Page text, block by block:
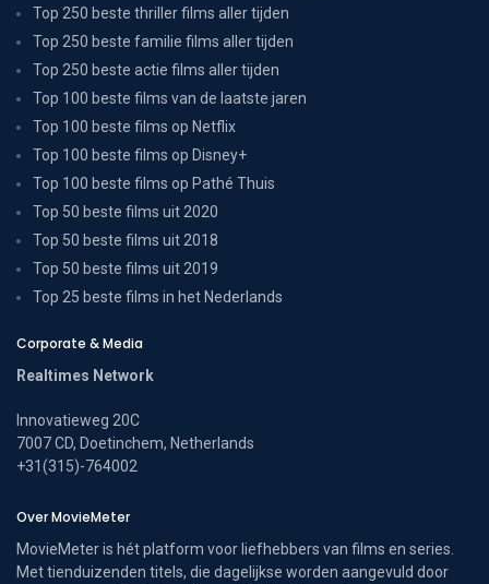
Top 250 beste thriller films aller tijden
Top 250 beste familie films aller tijden
Top 250 beste actie films aller tijden
Top 100 beste films van de laatste jaren
Top 100 beste films op Netflix
Top 100 beste films op Disney+
Top 100 beste films op Pathé Thuis
Top 50 beste films uit 2020
Top 50 beste films uit 2018
Top 50 beste films uit 2019
Top 25 beste films in het Nederlands
Corporate & Media
Realtimes Network
Innovatieweg 20C
7007 CD, Doetinchem, Netherlands
+31(315)-764002
Over MovieMeter
MovieMeter is hét platform voor liefhebbers van films en series.
Met tienduizenden titels, die dagelijkse worden aangevuld door